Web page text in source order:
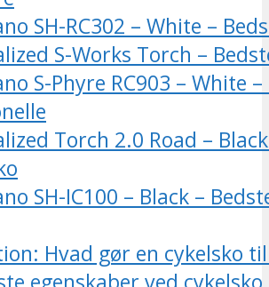
SH-RC302 – White –
S-Works Torch –
S-Phyre RC903 – White
Torch 2.0 Road –
SH-IC100 – Black –
Hvad gør en cykelsko